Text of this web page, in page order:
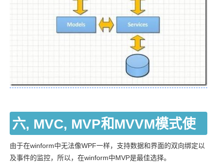
六, MVC, MVP和MVVM模式使
用场景总结
由于在winform中无法像WPF一样，支持数据和界面的双向绑定以
及事件的监控，所以，在winform中MVP是最佳选择。